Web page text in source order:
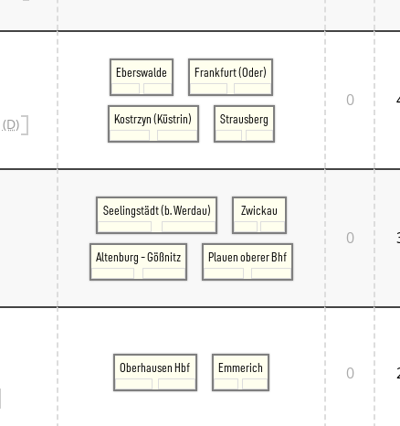
(D)
Eberswalde Frankfurt (Oder)
Kostrzyn (Küstrin) Strausberg
0
Seelingstädt (b. Werdau) Zwickau
Altenburg - Gößnitz Plauen oberer Bhf
0
Oberhausen Hbf Emmerich 0